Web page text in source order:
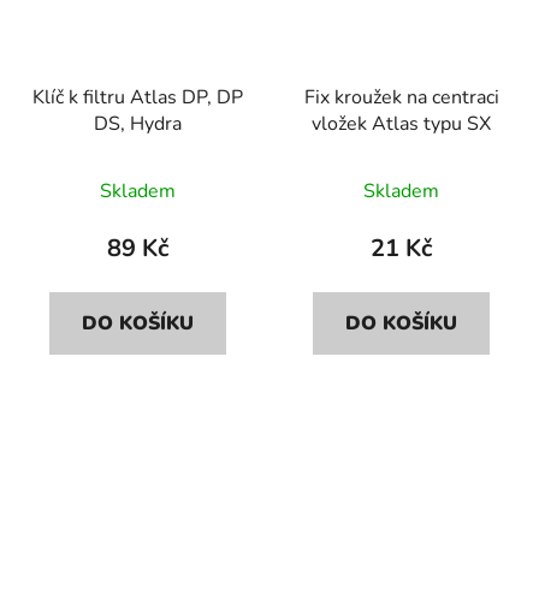
Klíč k filtru Atlas DP, DP
DS, Hydra
Skladem
89 Kč
DO KOŠÍKU
Fix kroužek na centraci
vložek Atlas typu SX
Skladem
21 Kč
DO KOŠÍKU